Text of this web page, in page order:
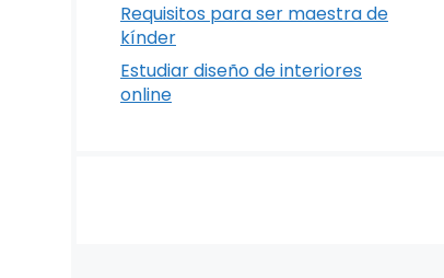
Requisitos para ser maestra de
kínder
Estudiar diseño de interiores
online